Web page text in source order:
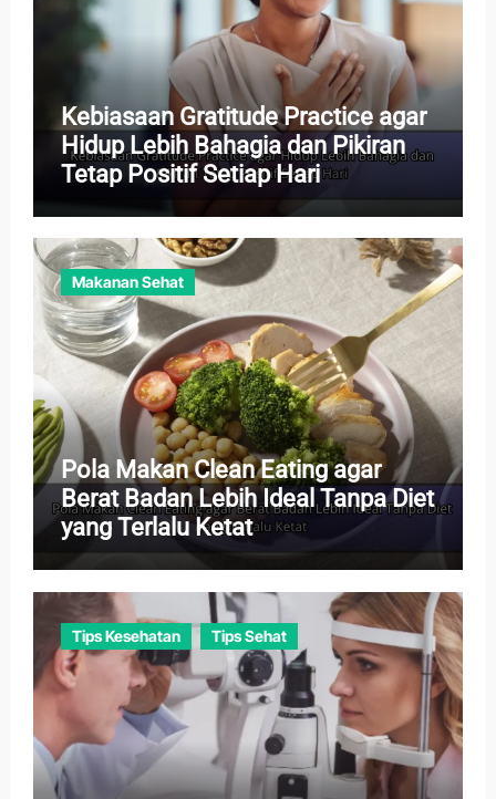
Kebiasaan Gratitude Practice agar
Hidup Lebih Bahagia dan Pikiran
Tetap Positif Setiap Hari
Makanan Sehat
Pola Makan Clean Eating agar
Berat Badan Lebih Ideal Tanpa Diet
yang Terlalu Ketat
Tips Kesehatan Tips Sehat